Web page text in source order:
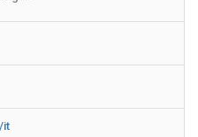
it